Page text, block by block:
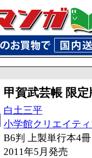
甲賀武芸帳 限
白土三平
小学館クリエイテ
B6判 上製単行本4
2011年5月発売